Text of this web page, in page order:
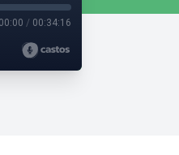
00:00 / 00:34:16